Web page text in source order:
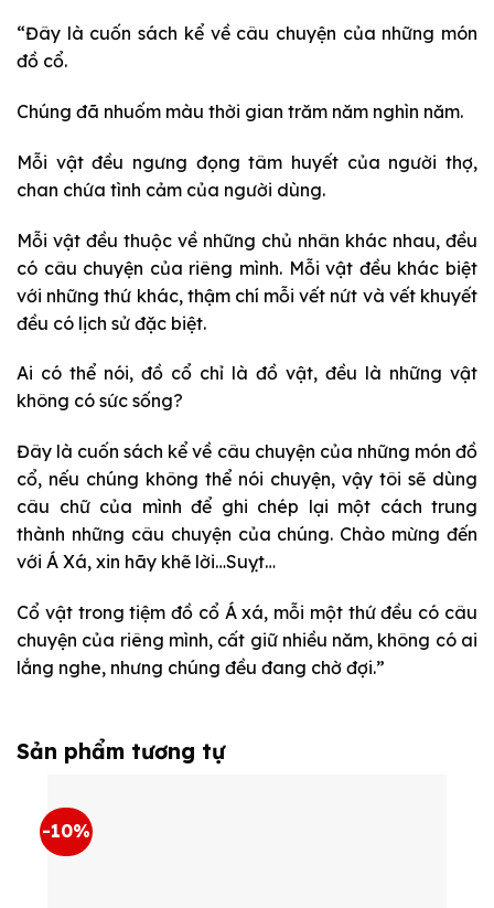
“Đây là cuốn sách kể về câu chuyện của những món
đồ cổ.
Chúng đã nhuốm màu thời gian trăm năm nghìn năm.
Mỗi vật đều ngưng đọng tâm huyết của người thợ,
chan chứa tình cảm của người dùng.
Mỗi vật đều thuộc về những chủ nhân khác nhau, đều
có câu chuyện của riêng mình. Mỗi vật đều khác biệt
với những thứ khác, thậm chí mỗi vết nứt và vết khuyết
đều có lịch sử đặc biệt.
Ai có thể nói, đồ cổ chỉ là đồ vật, đều là những vật
không có sức sống?
Đây là cuốn sách kể về câu chuyện của những món đồ
cổ, nếu chúng không thể nói chuyện, vậy tôi sẽ dùng
câu chữ của mình để ghi chép lại một cách trung
thành những câu chuyện của chúng. Chào mừng đến
với Á Xá, xin hãy khẽ lời…Suỵt…
Cổ vật trong tiệm đồ cổ Á xá, mỗi một thứ đều có câu
chuyện của riêng mình, cất giữ nhiều năm, không có ai
lắng nghe, nhưng chúng đều đang chờ đợi.”
Sản phẩm tương tự
-10%